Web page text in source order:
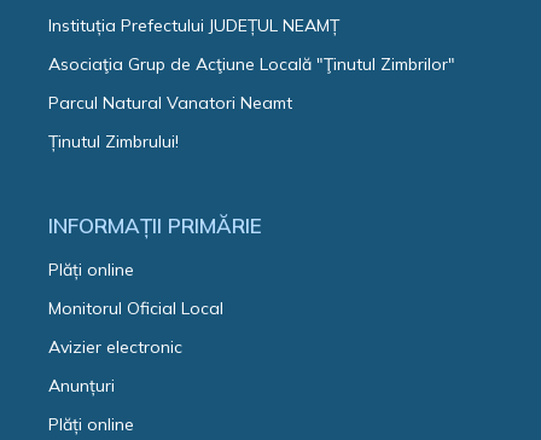
Instituția Prefectului JUDEȚUL NEAMȚ
Asociaţia Grup de Acţiune Locală "Ţinutul Zimbrilor"
Parcul Natural Vanatori Neamt
Ținutul Zimbrului!
INFORMAȚII PRIMĂRIE
Plăți online
Monitorul Oficial Local
Avizier electronic
Anunțuri
Plăți online